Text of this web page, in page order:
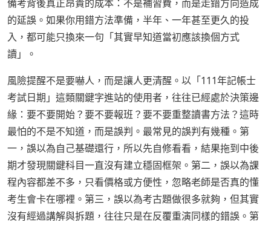
備考背後真正昂貴的成本：不是補習費，而是走錯方向造成
的延誤。如果你用錯方法準備，半年、一年甚至更久的投
入，都可能只換來一句「其實早知道當初應該換個方式
讀」。
風險提醒不是要嚇人，而是讓人更清醒。以「111年記帳士
考試日期」這類關鍵字進站的使用者，往往已經處於決策邊
緣：要不要開始？要不要報班？要不要重整讀書方法？這時
最怕的不是不知道，而是誤判。最常見的誤判有幾種。第
一，誤以為自己基礎還行，所以先自修看看，結果拖到中後
期才發現關鍵科目一直沒有建立穩固框架。第二，誤以為課
程內容都差不多，只看價格或方便性，忽略老師是否真的懂
考生會卡在哪裡。第三，誤以為考古題做很多就夠，但其實
沒有經過講解與拆題，往往只是在反覆重演同樣的錯誤。第